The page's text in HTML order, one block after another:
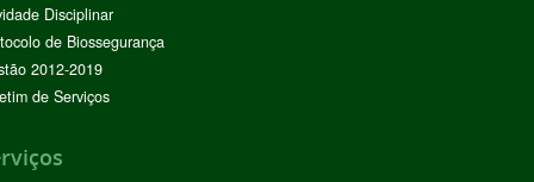
Disciplinar
de Biossegurança
2012-2019
de Serviços